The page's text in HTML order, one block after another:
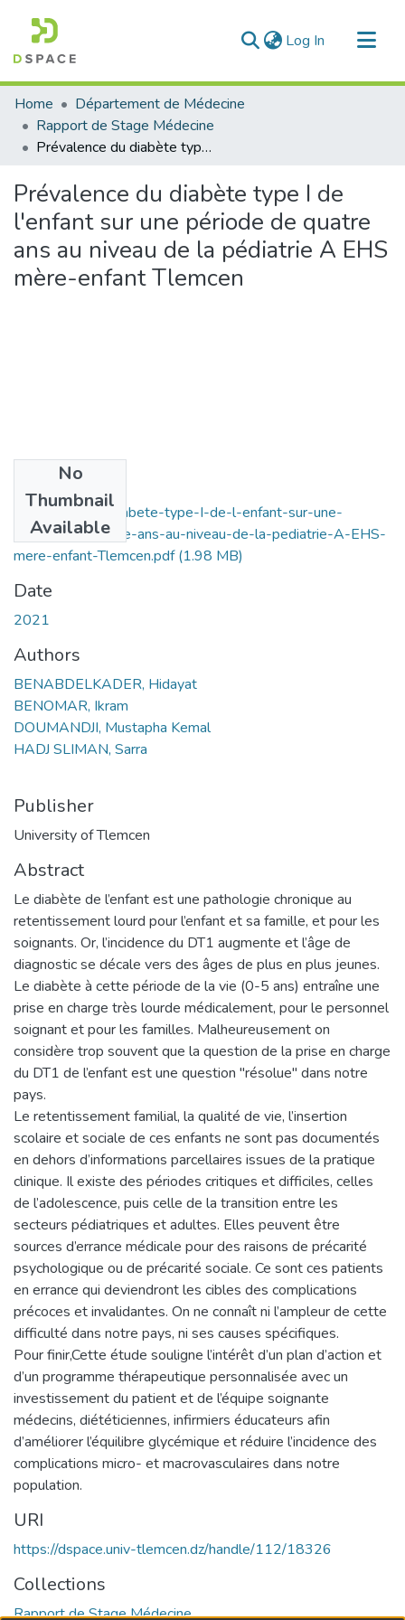
Log In (current)
Communities & Collections
All of DSpace
Statistics
Home
Département de Médecine
Rapport de Stage Médecine
Prévalence du diabète type I de l'enfant sur une période de quatre ans au niveau de la pédiatrie A EHS mère-enfant Tlemcen
Prévalence du diabète type I de
l'enfant sur une période de quatre
ans au niveau de la pédiatrie A EHS
mère-enfant Tlemcen
No
Thumbnail
Available
prevalence-du-diabete-type-I-de-l-enfant-sur-une-
periode-de-quatre-ans-au-niveau-de-la-pediatrie-A-EHS-
mere-enfant-Tlemcen.pdf(1.98 MB)
Date
2021
Authors
BENABDELKADER, Hidayat
BENOMAR, Ikram
DOUMANDJI, Mustapha Kemal
HADJ SLIMAN, Sarra
Publisher
University of Tlemcen
Abstract
Le diabète de l’enfant est une pathologie chronique au
retentissement lourd pour l’enfant et sa famille, et pour les
soignants. Or, l’incidence du DT1 augmente et l’âge de
diagnostic se décale vers des âges de plus en plus jeunes.
Le diabète à cette période de la vie (0-5 ans) entraîne une
prise en charge très lourde médicalement, pour le personnel
soignant et pour les familles. Malheureusement on
considère trop souvent que la question de la prise en charge
du DT1 de l’enfant est une question "résolue" dans notre
pays.
Le retentissement familial, la qualité de vie, l’insertion
scolaire et sociale de ces enfants ne sont pas documentés
en dehors d’informations parcellaires issues de la pratique
clinique. Il existe des périodes critiques et difficiles, celles
de l’adolescence, puis celle de la transition entre les
secteurs pédiatriques et adultes. Elles peuvent être
sources d’errance médicale pour des raisons de précarité
psychologique ou de précarité sociale. Ce sont ces patients
en errance qui deviendront les cibles des complications
précoces et invalidantes. On ne connaît ni l’ampleur de cette
difficulté dans notre pays, ni ses causes spécifiques.
Pour finir,Cette étude souligne l’intérêt d’un plan d’action et
d’un programme thérapeutique personnalisée avec un
investissement du patient et de l’équipe soignante
médecins, diététiciennes, infirmiers éducateurs afin
d’améliorer l’équilibre glycémique et réduire l’incidence des
complications micro- et macrovasculaires dans notre
population.
URI
https://dspace.univ-tlemcen.dz/handle/112/18326
Collections
Rapport de Stage Médecine